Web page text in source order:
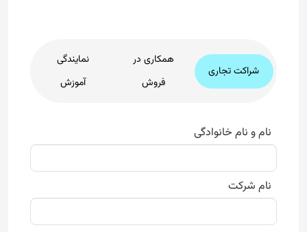
شراکت تجاری
همکاری در
فروش
نمایندگی
آموزش
نام و نام خانوادگی
نام شرکت